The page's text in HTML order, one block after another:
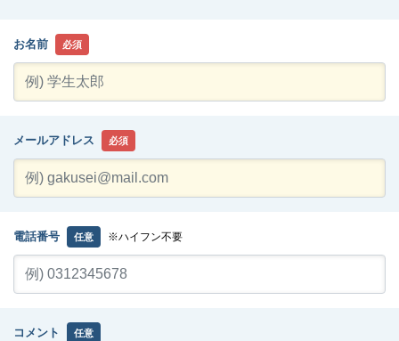
お名前 必須
メールアドレス 必須
電話番号 任意 ※ハイフン不要
コメント 任意